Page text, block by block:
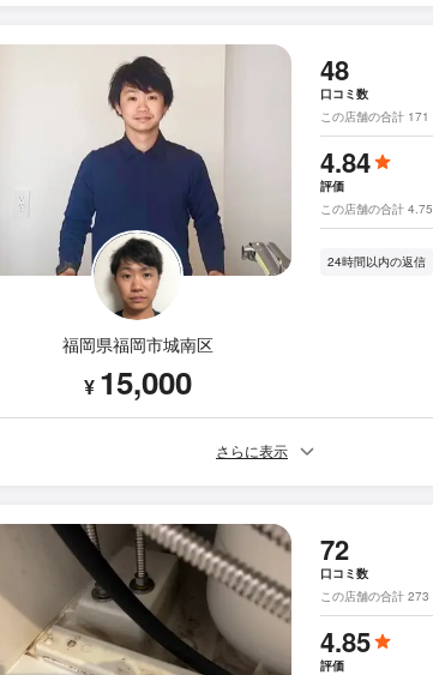
福岡県福岡市城南区
¥ 15,000
48
口コミ数
この店舗の合計 171
4.84
評価
この店舗の合計 4.75
24時間以内の返信
さらに表示
72
口コミ数
この店舗の合計 273
4.85
評価